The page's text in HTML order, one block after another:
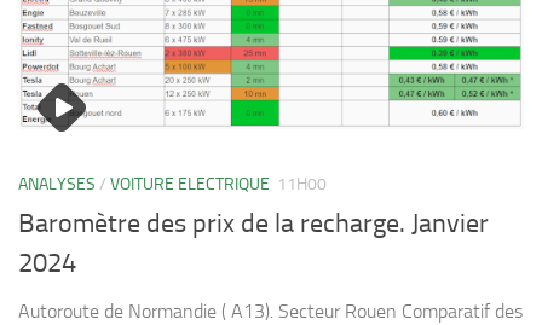
ANALYSES / VOITURE ELECTRIQUE 11H00
Baromètre des prix de la recharge. Janvier
2024
Autoroute de Normandie ( A13). Secteur Rouen Comparatif des